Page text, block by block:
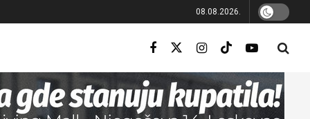
08.08.2026.